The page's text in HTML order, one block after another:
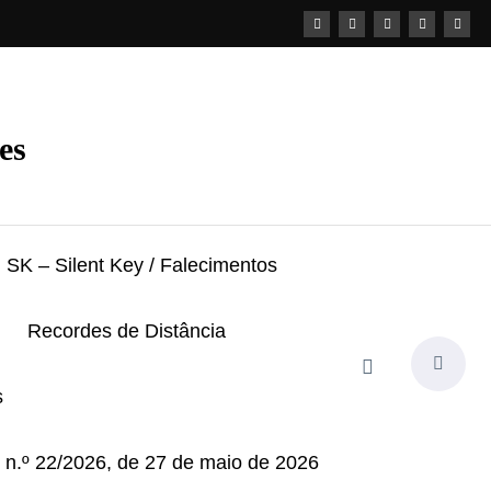
SK – Silent Key / Falecimentos
Recordes de Distância
22/2026, de 27 de maio de 2026